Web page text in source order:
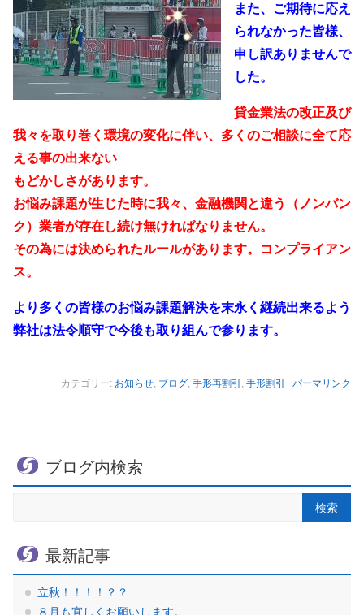
また、ご期待に応え
られなかった皆様、
申し訳ありませんで
した。
貸金業法の改正及び
我々を取り巻く環境の変化に伴い、多くのご相談に全て応
える事の出来ない
もどかしさがあります。
お悩み課題が生じた時に我々、金融機関と違う（ノンバン
ク）業者が存在し続け無ければなりません。
その為には決められたルールがあります。コンプライアン
ス。
より多くの皆様のお悩み課題解決を末永く継続出来るよう
弊社は法令順守で今後も取り組んで参ります。
カテゴリー: お知らせ, ブログ, 手形再割引 , 手形割引 パーマリンク
ブログ内検索
最新記事
立秋！！！！？？
８月も宜しくお願いします。